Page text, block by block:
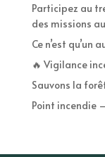
Participez au
des missions
Ce n’est qu’un
🔥 Vigilance
Sauvons la
Point incendie